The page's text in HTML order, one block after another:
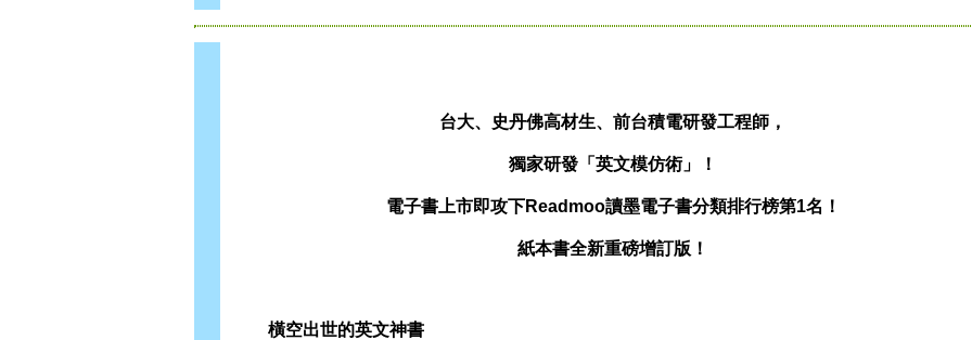
台大、史丹佛高材生、前台積電研發工程師，
獨家研發「英文模仿術」！
電子書上市即攻下Readmoo讀墨電子書分類排行榜第1名！
紙本書全新重磅增訂版！
橫空出世的英文神書